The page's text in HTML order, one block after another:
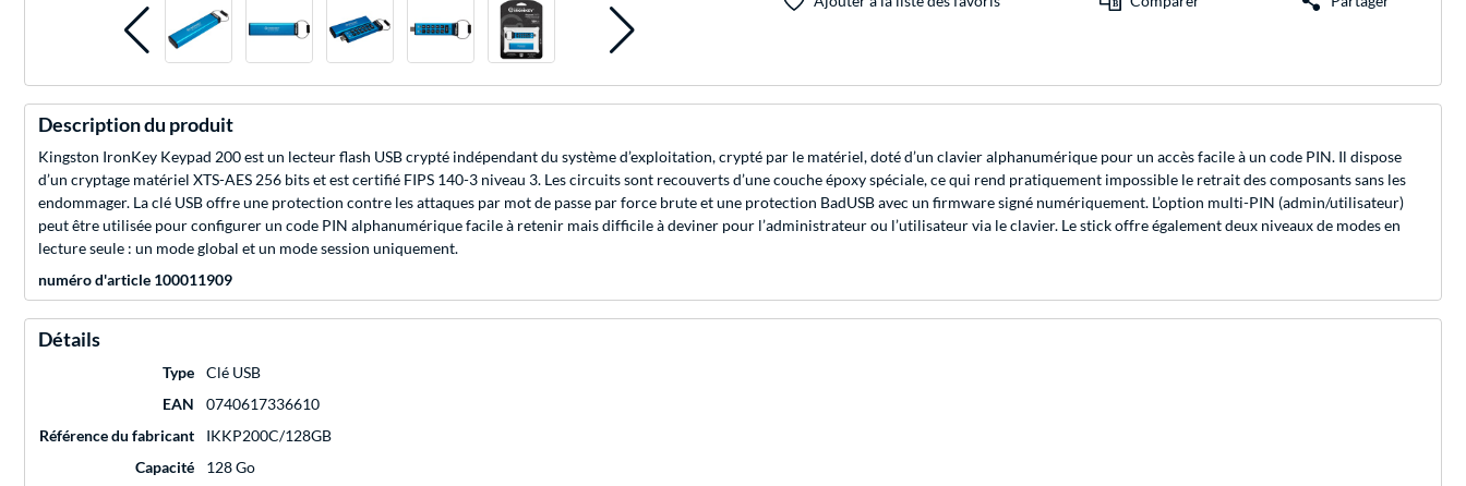
Description du produit
Kingston IronKey Keypad 200 est un lecteur flash USB crypté indépendant du système d’exploitation, crypté par le matériel, doté d’un clavier alphanumérique pour un accès facile à un code PIN. Il dispose
d’un cryptage matériel XTS-AES 256 bits et est certifié FIPS 140-3 niveau 3. Les circuits sont recouverts d’une couche époxy spéciale, ce qui rend pratiquement impossible le retrait des composants sans les
endommager. La clé USB offre une protection contre les attaques par mot de passe par force brute et une protection BadUSB avec un firmware signé numériquement. L’option multi-PIN (admin/utilisateur)
peut être utilisée pour configurer un code PIN alphanumérique facile à retenir mais difficile à deviner pour l’administrateur ou l’utilisateur via le clavier. Le stick offre également deux niveaux de modes en
lecture seule : un mode global et un mode session uniquement.
numéro d'article 100011909
Détails
Type
Clé USB
EAN
0740617336610
Référence du fabricant
IKKP200C/128GB
Capacité
128 Go